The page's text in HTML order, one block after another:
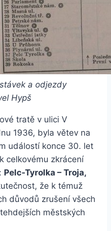
a odjezdy
Hypš
tratě v ulici V
1936, byla větev na
událostí konce 30. let
celkovému zkrácení
Pelc-Tyrolka – Troja,
že k témuž
důvodů zrušení všech
městských